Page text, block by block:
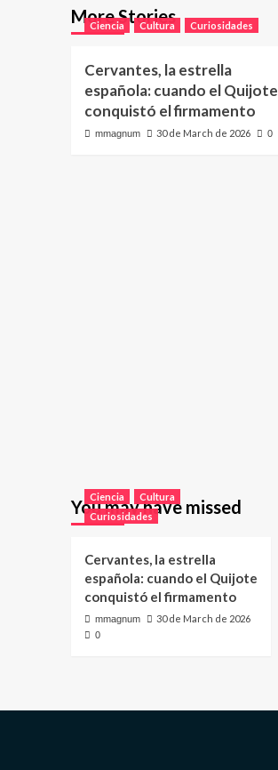
More Stories
Ciencia Cultura Curiosidades
Cervantes, la estrella
española: cuando el Quijote
conquistó el firmamento
mmagnum 30 de March de 2026 0
You may have missed
Ciencia
Cultura
Curiosidades
Cervantes, la estrella
española: cuando el Quijote
conquistó el firmamento
mmagnum 30 de March de 2026
0